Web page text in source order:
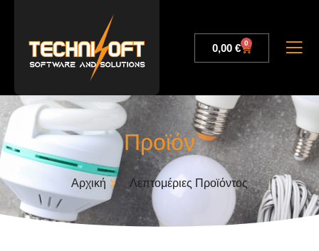
0,00 € 0
Προϊόν
Αρχική Λεπτομέριες Προϊόντος